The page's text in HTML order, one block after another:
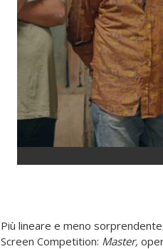
Più lineare e meno
Screen Competition: Master,